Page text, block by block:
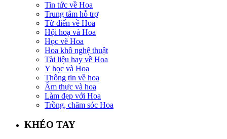
Tin tức về Hoa
Trung tâm hỗ trợ
Từ điển về Hoa
Hội hoạ và Hoa
Học vẽ Hoa
Hoa khô nghệ thuật
Tài liệu hay về Hoa
Y học và Hoa
Thông tin về hoa
Ẩm thực và hoa
Làm đẹp với Hoa
Trồng, chăm sóc Hoa
KHÉO TAY